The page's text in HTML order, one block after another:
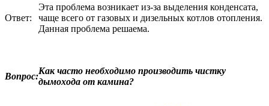
Ответ:
Эта проблема возникает из-за выделения конденсата,
чаще всего от газовых и дизельных котлов отопления.
Данная проблема решаема.
Вопрос:
Как часто необходимо производить чистку
дымохода от камина?